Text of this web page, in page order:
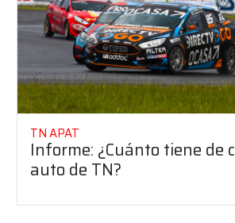
TN APAT
Informe: ¿Cuánto tiene de
auto de TN?